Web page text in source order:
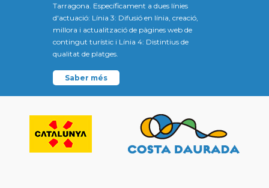
Tarragona. Específicament a dues línies
d'actuació: Línia 3: Difusió en línia, creació,
millora i actualització de pàgines web de
contingut turístic i Línia 4: Distintius de
qualitat de platges.
Saber més